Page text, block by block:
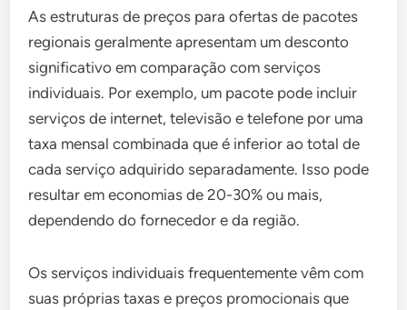
As estruturas de preços para ofertas de pacotes
regionais geralmente apresentam um desconto
significativo em comparação com serviços
individuais. Por exemplo, um pacote pode incluir
serviços de internet, televisão e telefone por uma
taxa mensal combinada que é inferior ao total de
cada serviço adquirido separadamente. Isso pode
resultar em economias de 20-30% ou mais,
dependendo do fornecedor e da região.
Os serviços individuais frequentemente vêm com
suas próprias taxas e preços promocionais que